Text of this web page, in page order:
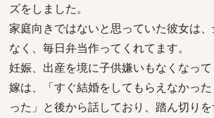
ズをしました。
家庭向きではないと思っていた彼女は
なく、毎日弁当作ってくれてます。
妊娠、出産を境に子供嫌いもなくなって
嫁は、「すぐ結婚をしてもらえなかっ
った」と後から話しており、踏ん切り